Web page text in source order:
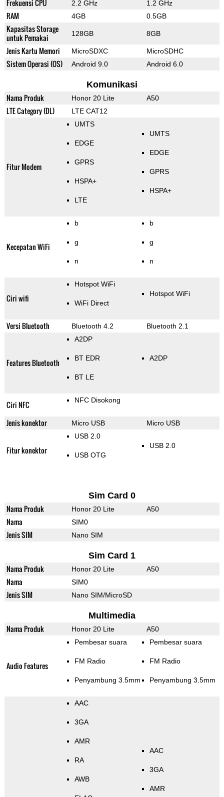
Frekuensi CPU 2.2 GHz 1.2 GHz
RAM 4GB 0.5GB
Kapasitas Storage
untuk Pemakai
128GB 8GB
Jenis Kartu Memori MicroSDXC MicroSDHC
Sistem Operasi (OS) Android 9.0 Android 6.0
Komunikasi
Nama Produk Honor 20 Lite A50
LTE Category (DL) LTE CAT12
Fitur Modem
UMTS
EDGE
GPRS
HSPA+
LTE
UMTS
EDGE
GPRS
HSPA+
Kecepatan WiFi
b
g
n
b
g
n
Ciri wifi
Hotspot WiFi
WiFi Direct
Hotspot WiFi
Versi Bluetooth Bluetooth 4.2 Bluetooth 2.1
Features Bluetooth
A2DP
BT EDR
BT LE
A2DP
Ciri NFC NFC Disokong
Jenis konektor Micro USB Micro USB
Fitur konektor
USB 2.0
USB OTG
USB 2.0
Sim Card 0
Nama Produk Honor 20 Lite A50
Nama SIM0
Jenis SIM Nano SIM
Sim Card 1
Nama Produk Honor 20 Lite A50
Nama SIM0
Jenis SIM Nano SIM/MicroSD
Multimedia
Nama Produk Honor 20 Lite A50
Audio Features
Pembesar suara
FM Radio
Penyambung 3.5mm
Pembesar suara
FM Radio
Penyambung 3.5mm
AAC
3GA
AMR
RA
AWB
AAC
3GA
AMR